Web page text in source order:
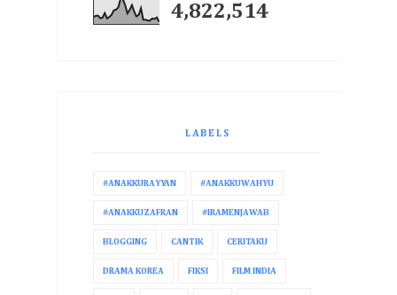
4,822,514
LABELS
#ANAKKURAYYAN #ANAKKUWAHYU
#ANAKKUZAFRAN #IRAMENJAWAB
BLOGGING CANTIK CERITAKU
DRAMA KOREA FIKSI FILM INDIA